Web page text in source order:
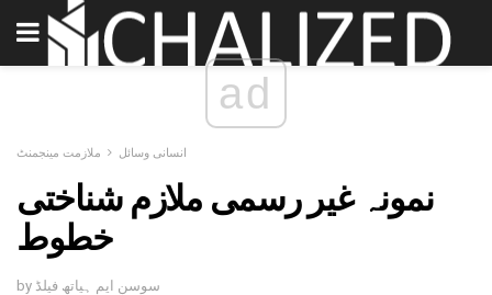
ad
انسانی وسائل ملازمت مینجمنٹ
نمونہ غیر رسمی ملازم شناختی
خطوط
by سوسن ایم ہیاتھ فیلڈ